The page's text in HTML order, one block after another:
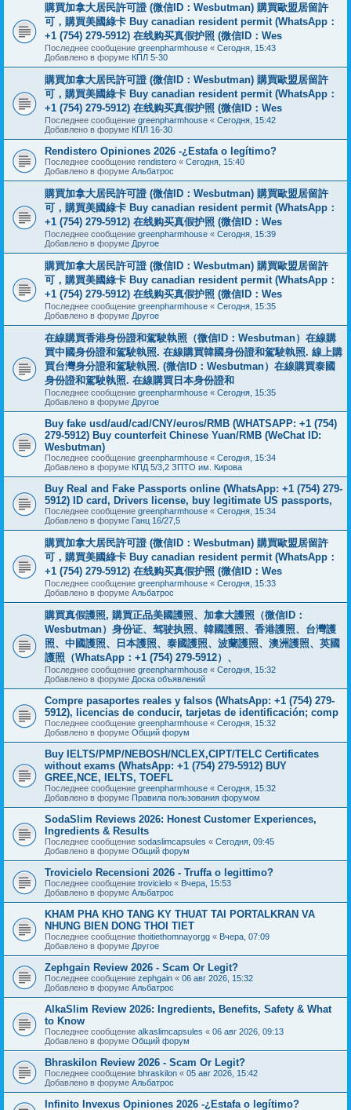
購買加拿大居民許可證 (微信ID：Wesbutman) 購買歐盟居留許
可，購買美國綠卡 Buy canadian resident permit (WhatsApp：
+1 (754) 279-5912) 在线购买真假护照 (微信ID：Wes
Последнее сообщение greenpharmhouse « Сегодня, 15:43
Добавлено в форуме КПЛ 5-30
購買加拿大居民許可證 (微信ID：Wesbutman) 購買歐盟居留許
可，購買美國綠卡 Buy canadian resident permit (WhatsApp：
+1 (754) 279-5912) 在线购买真假护照 (微信ID：Wes
Последнее сообщение greenpharmhouse « Сегодня, 15:42
Добавлено в форуме КПЛ 16-30
Rendistero Opiniones 2026 -¿Estafa o legítimo?
Последнее сообщение rendistero « Сегодня, 15:40
Добавлено в форуме Альбатрос
購買加拿大居民許可證 (微信ID：Wesbutman) 購買歐盟居留許
可，購買美國綠卡 Buy canadian resident permit (WhatsApp：
+1 (754) 279-5912) 在线购买真假护照 (微信ID：Wes
Последнее сообщение greenpharmhouse « Сегодня, 15:39
Добавлено в форуме Другое
購買加拿大居民許可證 (微信ID：Wesbutman) 購買歐盟居留許
可，購買美國綠卡 Buy canadian resident permit (WhatsApp：
+1 (754) 279-5912) 在线购买真假护照 (微信ID：Wes
Последнее сообщение greenpharmhouse « Сегодня, 15:35
Добавлено в форуме Другое
在線購買香港身份證和駕駛執照（微信ID：Wesbutman）在線購
買中國身份證和駕駛執照. 在線購買韓國身份證和駕駛執照. 線上購
買台灣身分證和駕駛執照. (微信ID：Wesbutman）在線購買泰國
身份證和駕駛執照. 在線購買日本身份證和
Последнее сообщение greenpharmhouse « Сегодня, 15:35
Добавлено в форуме Другое
Buy fake usd/aud/cad/CNY/euros/RMB (WHATSAPP: +1 (754)
279-5912) Buy counterfeit Chinese Yuan/RMB (WeChat ID:
Wesbutman)
Последнее сообщение greenpharmhouse « Сегодня, 15:34
Добавлено в форуме КПД 5/3,2 ЗПТО им. Кирова
Buy Real and Fake Passports online (WhatsApp: +1 (754) 279-
5912) ID card, Drivers license, buy legitimate US passports,
Последнее сообщение greenpharmhouse « Сегодня, 15:34
Добавлено в форуме Ганц 16/27,5
購買加拿大居民許可證 (微信ID：Wesbutman) 購買歐盟居留許
可，購買美國綠卡 Buy canadian resident permit (WhatsApp：
+1 (754) 279-5912) 在线购买真假护照 (微信ID：Wes
Последнее сообщение greenpharmhouse « Сегодня, 15:33
Добавлено в форуме Альбатрос
購買真假護照, 購買正品美國護照、加拿大護照（微信ID：
Wesbutman）身份证、驾驶执照、韓國護照、香港護照、台灣護
照、中國護照、日本護照、泰國護照、波蘭護照、澳洲護照、英國
護照（WhatsApp：+1 (754) 279-5912）、
Последнее сообщение greenpharmhouse « Сегодня, 15:32
Добавлено в форуме Доска объявлений
Compre pasaportes reales y falsos (WhatsApp: +1 (754) 279-
5912), licencias de conducir, tarjetas de identificación; comp
Последнее сообщение greenpharmhouse « Сегодня, 15:32
Добавлено в форуме Общий форум
Buy IELTS/PMP/NEBOSH/NCLEX,CIPT/TELC Certificates
without exams (WhatsApp: +1 (754) 279-5912) BUY
GREE,NCE, IELTS, TOEFL
Последнее сообщение greenpharmhouse « Сегодня, 15:32
Добавлено в форуме Правила пользования форумом
SodaSlim Reviews 2026: Honest Customer Experiences,
Ingredients & Results
Последнее сообщение sodaslimcapsules « Сегодня, 09:45
Добавлено в форуме Общий форум
Trovicielo Recensioni 2026 - Truffa o legittimo?
Последнее сообщение trovicielo « Вчера, 15:53
Добавлено в форуме Альбатрос
KHAM PHA KHO TANG KY THUAT TAI PORTALKRAN VA
NHUNG BIEN DONG THOI TIET
Последнее сообщение thoitiethomnayorgg « Вчера, 07:09
Добавлено в форуме Другое
Zephgain Review 2026 - Scam Or Legit?
Последнее сообщение zephgain « 06 авг 2026, 15:32
Добавлено в форуме Альбатрос
AlkaSlim Review 2026: Ingredients, Benefits, Safety & What
to Know
Последнее сообщение alkaslimcapsules « 06 авг 2026, 09:13
Добавлено в форуме Общий форум
Bhraskilon Review 2026 - Scam Or Legit?
Последнее сообщение bhraskilon « 05 авг 2026, 15:42
Добавлено в форуме Альбатрос
Infinito Invexus Opiniones 2026 -¿Estafa o legítimo?